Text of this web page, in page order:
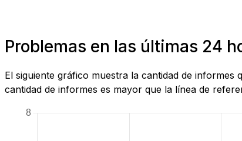
Problemas en las últimas 24
El siguiente gráfico muestra la cantidad de
cantidad de informes es mayor que la línea de